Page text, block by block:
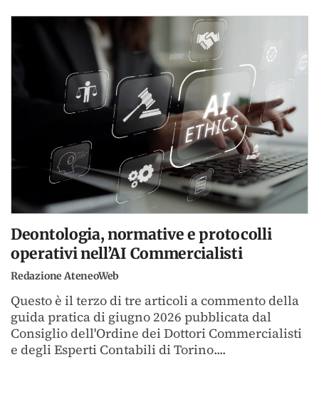
Deontologia, normative e protocolli
operativi nell’AI Commercialisti
Redazione AteneoWeb
Questo è il terzo di tre articoli a commento della
guida pratica di giugno 2026 pubblicata dal
Consiglio dell'Ordine dei Dottori Commercialisti
e degli Esperti Contabili di Torino....